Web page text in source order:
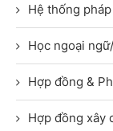
Hệ thống
Học ngoại
Hợp đồng &
Hợp đồng xây